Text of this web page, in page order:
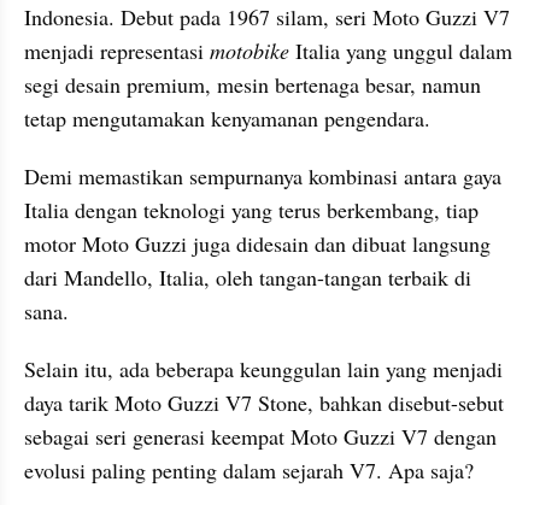
Indonesia. Debut pada 1967 silam, seri Moto Guzzi V7
menjadi representasi motobike Italia yang unggul dalam
segi desain premium, mesin bertenaga besar, namun
tetap mengutamakan kenyamanan pengendara.
Demi memastikan sempurnanya kombinasi antara gaya
Italia dengan teknologi yang terus berkembang, tiap
motor Moto Guzzi juga didesain dan dibuat langsung
dari Mandello, Italia, oleh tangan-tangan terbaik di
sana.
Selain itu, ada beberapa keunggulan lain yang menjadi
daya tarik Moto Guzzi V7 Stone, bahkan disebut-sebut
sebagai seri generasi keempat Moto Guzzi V7 dengan
evolusi paling penting dalam sejarah V7. Apa saja?